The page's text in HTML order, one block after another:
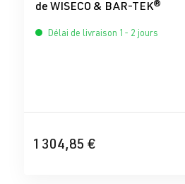
de WISECO & BAR-TEK®
Délai de livraison 1- 2 jours
1 304,85 €